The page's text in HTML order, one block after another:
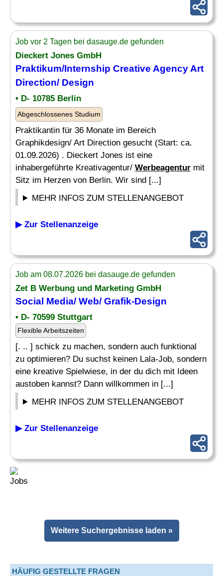
Job vor 2 Tagen bei dasauge.de gefunden
Dieckert Jones GmbH
Praktikum/Internship Creative Agency Art
Direction/ Design
• D- 10785 Berlin
Abgeschlossenes Studium
Praktikantin für 36 Monate im Bereich
Graphikdesign/ Art Direction gesucht (Start: ca.
01.09.2026) . Dieckert Jones ist eine
inhabergeführte Kreativagentur/ Werbeagentur mit
Sitz im Herzen von Berlin. Wir sind [...]
MEHR INFOS ZUM STELLENANGEBOT
▶ Zur Stellenanzeige
Job am 08.07.2026 bei dasauge.de gefunden
Zet B Werbung und Marketing GmbH
Social Media/ Web/ Grafik-Design
• D- 70599 Stuttgart
Flexible Arbeitszeiten
[. .. ] schick zu machen, sondern auch funktional
zu optimieren? Du suchst keinen Lala-Job, sondern
eine kreative Spielwiese, in der du dich mit Ideen
austoben kannst? Dann willkommen in [...]
MEHR INFOS ZUM STELLENANGEBOT
▶ Zur Stellenanzeige
Weitere Suchergebnisse laden »
HÄUFIG GESTELLTE FRAGEN